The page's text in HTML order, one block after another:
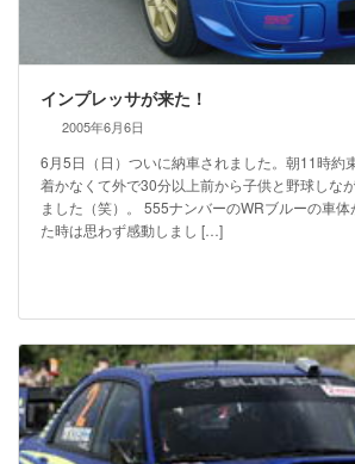
インプレッサが来た！
2005年6月6日
6月5日（日）ついに納車されました。朝11時約
着かなくて外で30分以上前から子供と野球しな
ました（笑）。 555ナンバーのWRブルーの車
た時は思わず感動しまし […]